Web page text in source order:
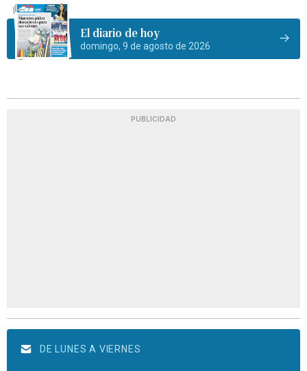
El diario de hoy
domingo, 9 de agosto de 2026
PUBLICIDAD
DE LUNES A VIERNES